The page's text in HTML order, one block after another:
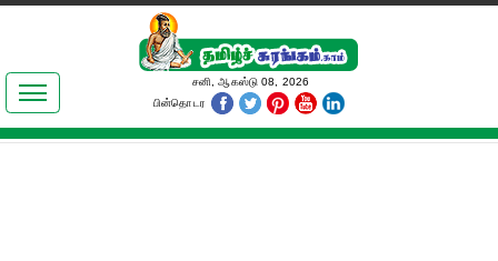
இலக்கியங்கள்
தமிழ் உலகம்
சனி, ஆகஸ்டு 08, 2026
பின்தொடர